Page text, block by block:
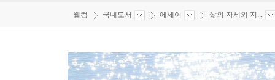
웰컴 국내도서 에세이 삶의 자세와 지...